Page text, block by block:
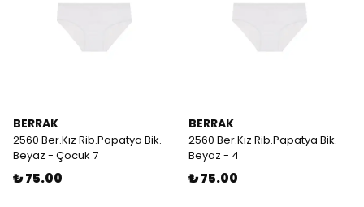
BERRAK
2560 Ber.Kız Rib.Papatya Bik. -
Beyaz - Çocuk 7
₺ 75.00
BERRAK
2560 Ber.Kız Rib.Papatya Bik. -
Beyaz - 4
₺ 75.00